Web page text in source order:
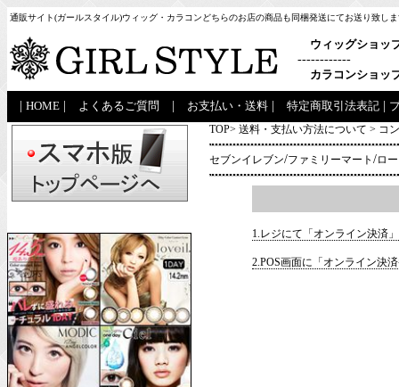
通販サイト(ガールスタイル)ウィッグ・カラコンどちらのお店の商品も同梱発送にてお送り致し
ウィッグショッ
------------
カラコンショッ
HOME よくあるご質問 お支払い・送料 特定商取引法表記
TOP> 送料・支払い方法について > コ
セブンイレブン/ファミリーマート /ロ
1.レジにて「オンライン決済
2.POS画面に「オンライン決